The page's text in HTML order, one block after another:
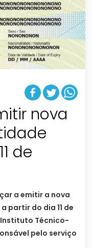
nova
de
a emitir a nova
partir do dia 11 de
Técnico-
pelo serviço